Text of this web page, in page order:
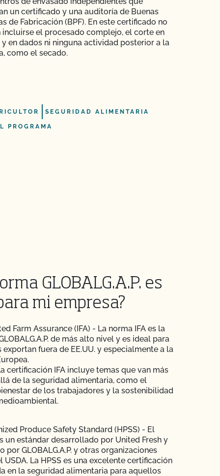
un certificado y una auditoría de Buenas
de Fabricación (BPF). En este certificado no
incluirse el procesado complejo, el corte en
y en dados ni ninguna actividad posterior a la
como el secado.
SEGURIDAD ALIMENTARIA
PROGRAMA
GLOBALG.A.P. es
mi empresa?
Farm Assurance (IFA) - La norma IFA es la
de más alto nivel y es ideal para
exportan fuera de EE.UU. y especialmente a la
certificación IFA incluye temas que van más
de la seguridad alimentaria, como el
de los trabajadores y la sostenibilidad
Produce Safety Standard (HPSS) - El
un estándar desarrollado por United Fresh y
por GLOBALG.A.P. y otras organizaciones
USDA. La HPSS es una excelente certificación
en la seguridad alimentaria para aquellos